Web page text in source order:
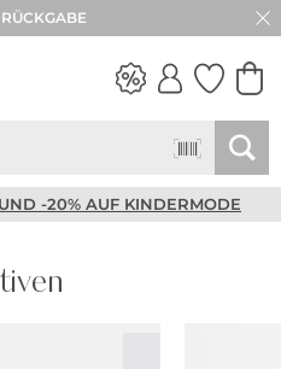
-20% AUF KINDERMODE